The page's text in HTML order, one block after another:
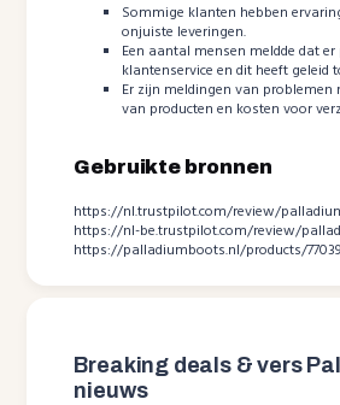
Sommige klanten hebben
onjuiste leveringen.
Een aantal mensen meldde dat
klantenservice en dit heeft geleid
Er zijn meldingen van problemen
van producten en kosten voor
Gebruikte bronnen
https://nl.trustpilot.com/review/
https://nl-be.trustpilot.com/review/
https://palladiumboots.nl/products/
Breaking deals & vers
nieuws